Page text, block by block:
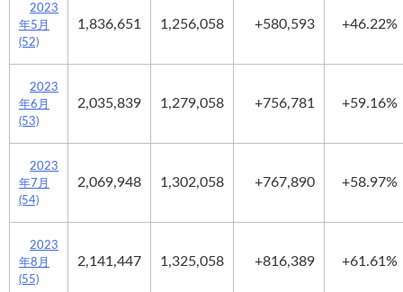
2023
年5月
(52)
1,836,651 1,256,058 +580,593 +46.22%
2023
年6月
(53)
2,035,839 1,279,058 +756,781 +59.16%
2023
年7月
(54)
2,069,948 1,302,058 +767,890 +58.97%
2023
年8月
(55)
2,141,447 1,325,058 +816,389 +61.61%